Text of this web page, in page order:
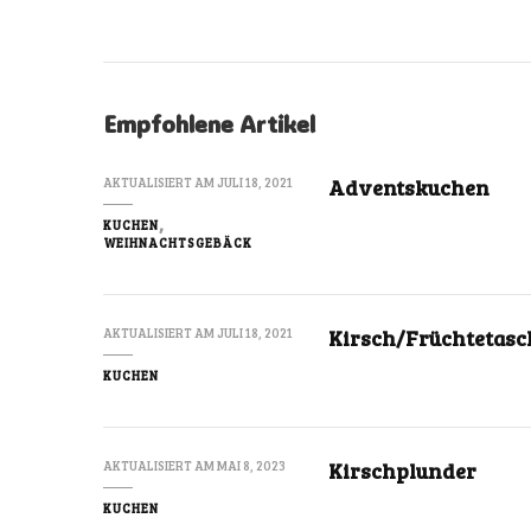
Empfohlene Artikel
AKTUALISIERT AMJULI 18, 2021
KUCHEN
WEIHNACHTSGEBÄCK
Adventskuchen
AKTUALISIERT AMJULI 18, 2021
KUCHEN
Kirsch/
AKTUALISIERT AMMAI 8, 2023
KUCHEN
Kirschplunder